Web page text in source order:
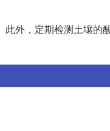
外，定期检测土壤的